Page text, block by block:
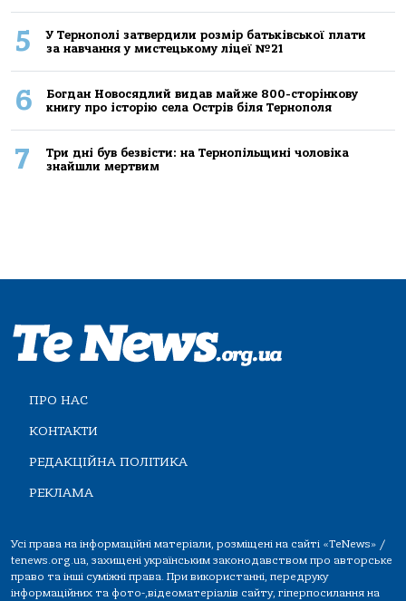
5
У Тернополі затвердили розмір батьківської плати
за навчання у мистецькому ліцеї №21
6
Богдан Новосядлий видав майже 800-сторінкову
книгу про історію села Острів біля Тернополя
7
Три дні був безвісти: на Тернопільщині чоловіка
знайшли мертвим
ПРО НАС
КОНТАКТИ
РЕДАКЦІЙНА ПОЛІТИКА
РЕКЛАМА
Усі права на інформаційні матеріали, розміщені на сайті «TeNews» /
tenews.org.ua, захищені українським законодавством про авторське
право та інші суміжні права. При використанні, передруку
інформаційних та фото-,відеоматеріалів сайту, гіперпосилання на